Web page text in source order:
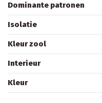
Dominante patronen
Isolatie
Kleur zool
Interieur
Kleur